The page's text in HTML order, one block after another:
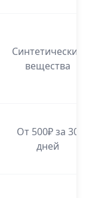
Синтетические
вещества
От 500₽ за 30
дней